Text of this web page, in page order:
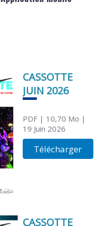
CASSOTTE
JUIN 2026
PDF| 10,70 Mo |
19 Juin 2026
Télécharger
CASSOTTE